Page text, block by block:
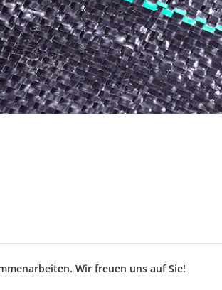
Wir freuen uns auf Sie!